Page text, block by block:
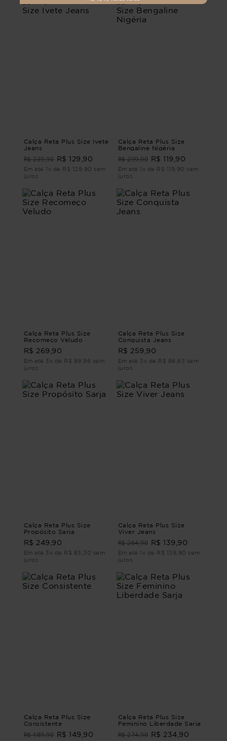
Calça Reta Plus Size Ivete
Jeans
R$ 239,90 R$ 129,90
Em até 1x de R$ 129,90 sem
juros
Calça Reta Plus Size
Bengaline Nigéria
R$ 299,90 R$ 119,90
Em até 1x de R$ 119,90 sem
juros
Calça Reta Plus Size
Recomeço Veludo
R$ 269,90
Em até 3x de R$ 89,96 sem
juros
Calça Reta Plus Size
Conquista Jeans
R$ 259,90
Em até 3x de R$ 86,63 sem
juros
Calça Reta Plus Size
Propósito Sarja
R$ 249,90
Em até 3x de R$ 83,30 sem
juros
Calça Reta Plus Size
Viver Jeans
R$ 264,90 R$ 139,90
Em até 1x de R$ 139,90 sem
juros
Calça Reta Plus Size
Consistente
R$ 189,90 R$ 149,90
Calça Reta Plus Size
Feminino Liberdade Sarja
R$ 274,90 R$ 234,90